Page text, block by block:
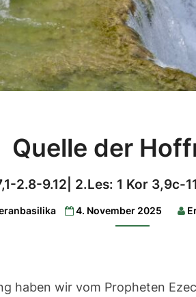
der
47,1-
2.8-
11.16-
Quelle der
2.8-9.12| 2.Les: 1 Kor 3,9c-
4. November 2025
haben wir vom Propheten